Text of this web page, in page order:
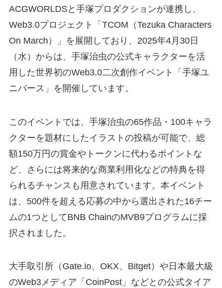
ACGWORLDSと手塚プロダクションが連携し、
Web3.0プロジェクト「TCOM（Tezuka Characters
On March）」を展開しており、2025年4月30日
（水）からは、手塚治虫の公式キャラクターを活
用した世界初のWeb3.0二次創作イベント「手塚ユ
ニバース」を開催しています。
このイベントでは、手塚治虫の65作品・100キャラ
クターを題材にしたイラストの投稿が可能で、総
額150万円の賞金やトークンに代わるポイントな
ど、さらには将来的な商業利用化などの特典を得
られるチャンスも用意されています。本イベント
は、500件を超える応募の中から選出された16チー
ムの1つとしてBNB ChainのMVB9プログラムに採
択されました。
大手取引所（Gate.io、OKX、Bitget）や日本最大級
のWeb3メディア「CoinPost」などとの公式タイア